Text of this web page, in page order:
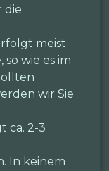
die
meist
wie es im
wir Sie
ca. 2-3
In keinem